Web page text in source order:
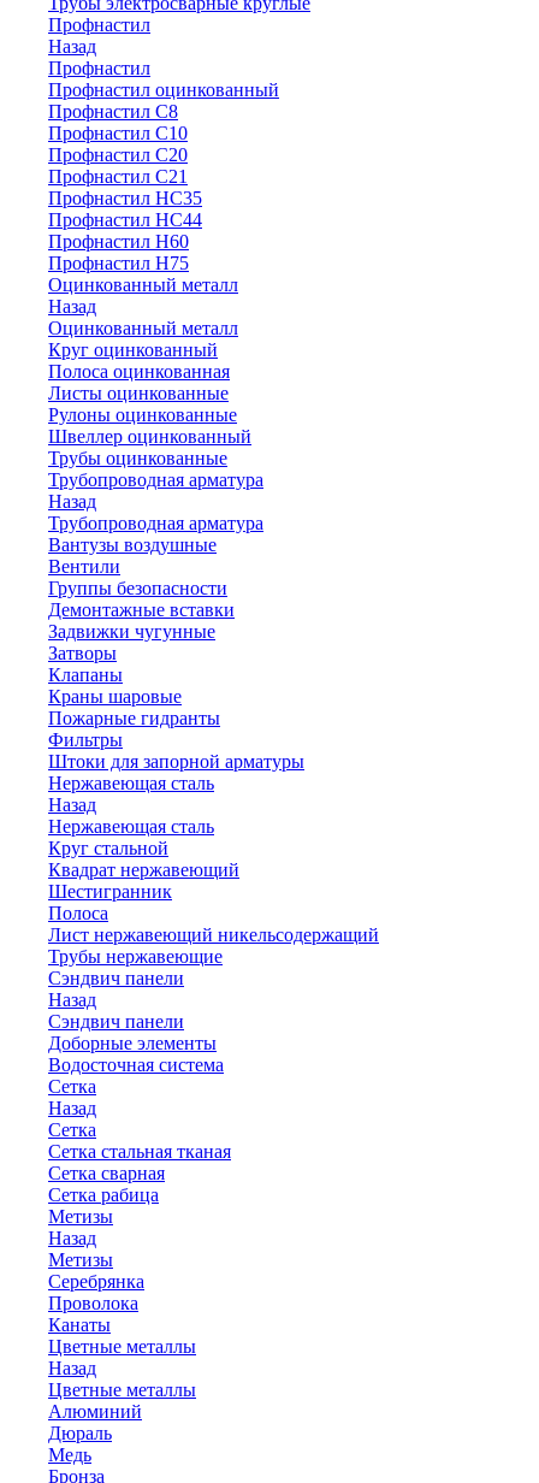
Профнастил
Назад
Профнастил
Профнастил оцинкованный
Профнастил С8
Профнастил С10
Профнастил С20
Профнастил С21
Профнастил НС35
Профнастил НС44
Профнастил Н60
Профнастил Н75
Оцинкованный металл
Назад
Оцинкованный металл
Круг оцинкованный
Полоса оцинкованная
Листы оцинкованные
Рулоны оцинкованные
Швеллер оцинкованный
Трубы оцинкованные
Трубопроводная арматура
Назад
Трубопроводная арматура
Вантузы воздушные
Вентили
Группы безопасности
Демонтажные вставки
Задвижки чугунные
Затворы
Клапаны
Краны шаровые
Пожарные гидранты
Фильтры
Штоки для запорной арматуры
Нержавеющая сталь
Назад
Нержавеющая сталь
Круг стальной
Квадрат нержавеющий
Шестигранник
Полоса
Лист нержавеющий никельсодержащий
Трубы нержавеющие
Сэндвич панели
Назад
Сэндвич панели
Доборные элементы
Водосточная система
Сетка
Назад
Сетка
Сетка стальная тканая
Сетка сварная
Сетка рабица
Метизы
Назад
Метизы
Серебрянка
Проволока
Канаты
Цветные металлы
Назад
Цветные металлы
Алюминий
Дюраль
Медь
Бронза